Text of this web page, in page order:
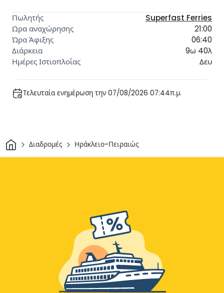
Superfast Ferries
21:00
06:40
9ω 40λ
Δευ
Τελευταία ενημέρωση την 07/08/2026 07:44π.μ.
ΣπίτιΔιαδρομές Ηράκλειο-Πειραιώς